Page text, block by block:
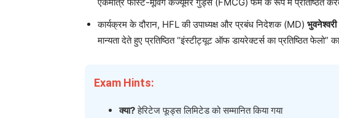
कार्यक्रम के दौरान, HFL की उपाध्यक्ष और प्रबंध निदेशक (MD) भुवनेश्वरी
मान्यता देते हुए प्रतिष्ठित “इंस्टीट्यूट ऑफ डायरेक्टर्स का प्रतिष्ठित फेलो”
Exam Hints:
क्या?हेरिटेज फूड्स लिमिटेड को सम्मानित किया गया